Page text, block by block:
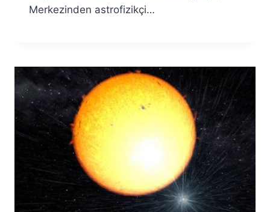
Merkezinden astrofizikçi…